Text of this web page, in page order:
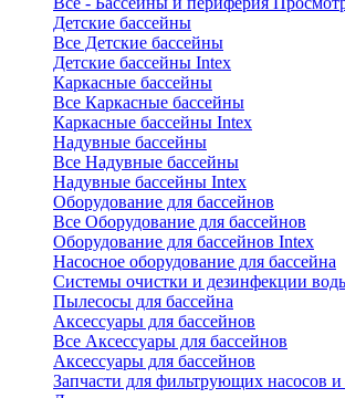
Детские бассейны
Все Детские бассейны
Детские бассейны Intex
Каркасные бассейны
Все Каркасные бассейны
Каркасные бассейны Intex
Надувные бассейны
Все Надувные бассейны
Надувные бассейны Intex
Оборудование для бассейнов
Все Оборудование для бассейнов
Оборудование для бассейнов Intex
Насосное оборудование для бассейна
Системы очистки и дезинфекции
Пылесосы для бассейна
Аксессуары для бассейнов
Все Аксессуары для бассейнов
Аксессуары для бассейнов
Запчасти для фильтрующих насосов и